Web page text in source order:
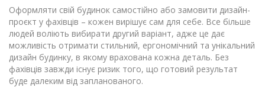
Оформляти свій будинок самостійно або замовити дизайн-
проєкт у фахівців – кожен вирішує сам для себе. Все більше
людей воліють вибирати другий варіант, адже це дає
можливість отримати стильний, ергономічний та унікальний
дизайн будинку, в якому врахована кожна деталь. Без
фахівців завжди існує ризик того, що готовий результат
буде далеким від запланованого.